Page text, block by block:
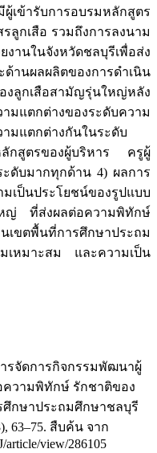
ข้ารับการอบรมหลักสูตร
ลูกเสือ รวมถึงการลงนาม
นในจังหวัดชลบุรีเพื่อส่ง
านผลผลิตของการดำเนิน
ลูกเสือสามัญรุ่นใหญ่หลัง
มแตกต่างของระดับความ
มแตกต่างกันในระดับ
กสูตรของผู้บริหาร ครูผู้
ดับมากทุกด้าน 4) ผลการ
ป็นประโยชน์ของรูปแบบ
หญ่ ที่ส่งผลต่อความพิทักษ์
เขตพื้นที่การศึกษาประถม
หมาะสม และความเป็น
ารจัดการกิจกรรมพัฒนาผู้
ความพิทักษ์ รักชาติของ
ศึกษาประถมศึกษาชลบุรี
63–75. สืบค้น จาก
article/view/286105